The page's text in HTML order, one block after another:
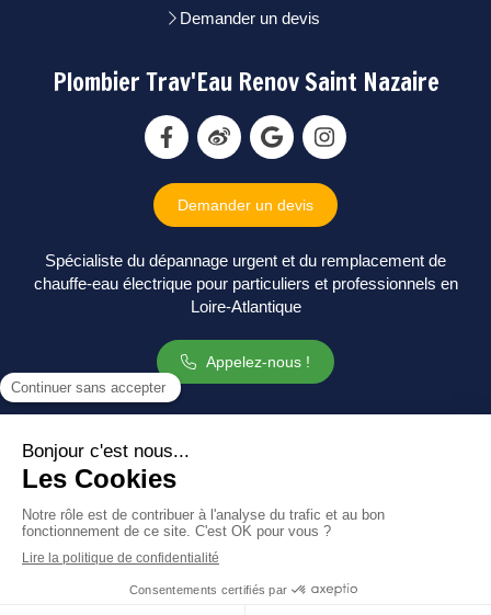
Plombier Trav'Eau Renov Saint Nazaire
Demander un devis
Demander un devis
Spécialiste du dépannage urgent et du remplacement de
chauffe-eau électrique pour particuliers et professionnels en
Loire-Atlantique
Appelez-nous !
©2022 Plombier Trav'Eau Renov Saint Nazaire - Plomberie
Site partenaire deCEDEO